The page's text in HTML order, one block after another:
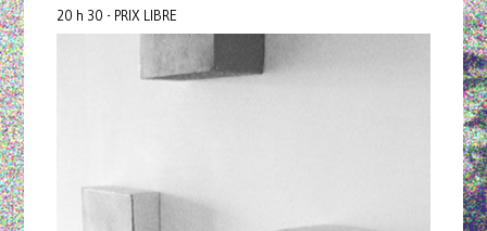
20 h 30 - PRIX LIBRE